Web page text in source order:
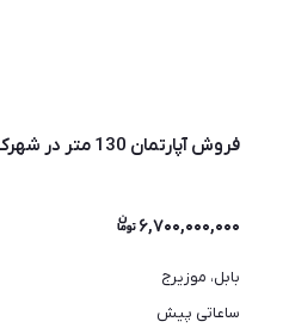
فروش آپارتمان 130 متر در شهرک آزادگان موزیرج
۶,۷۰۰,۰۰۰,۰۰۰
بابل، موزیرج
ساعاتی پیش